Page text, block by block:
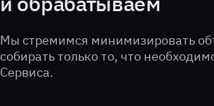
Мы стремимся минимизировать
собирать только то, что
Сервиса.